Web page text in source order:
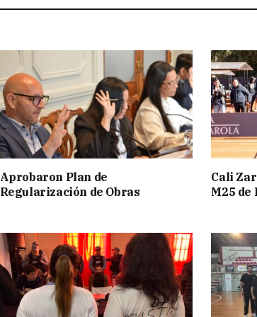
Aprobaron Plan de
Regularización de Obras
Cali
M25